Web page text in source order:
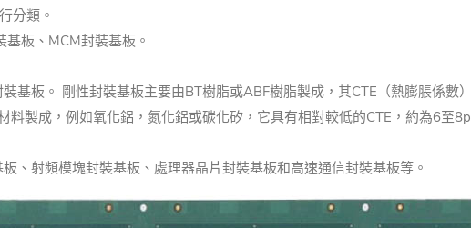
分類。
板、MCM封裝基板。
基板。 剛性封裝基板主要由BT樹脂或ABF樹脂製成，其CTE（熱膨脹係數
製成，例如氧化鋁，氮化鋁或碳化矽，它具有相對較低的CTE，約為6至
、射頻模塊封裝基板、處理器晶片封裝基板和高速通信封裝基板等。